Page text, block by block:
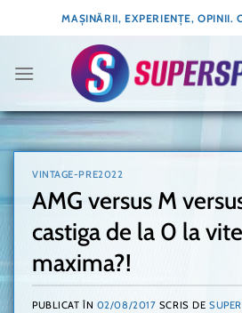
to
MAȘINĂRII, EXPERIENȚE, OPINII.
VINTAGE-PRE2022
AMG versus M
castiga de la 0 la
maxima?!
PUBLICAT ÎN 02/08/2017 SCRIS DE